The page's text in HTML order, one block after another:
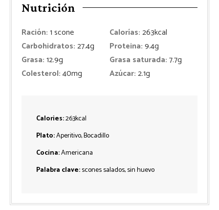
Nutrición
Ración:1scone Calorías:263kcal
Carbohidratos:27.4g Proteina:9.4g
Grasa:12.9g Grasa saturada:7.7g
Colesterol:40mg Azúcar:2.1g
Calories:263kcal
Plato:Aperitivo, Bocadillo
Cocina:Americana
Palabra clave:scones salados, sin huevo